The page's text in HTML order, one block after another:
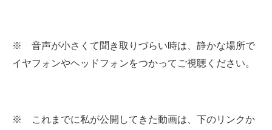
※ 音声が小さくて聞き取りづらい時は、静かな場所で
イヤフォンやヘッドフォンをつかってご視聴ください。
※ これまでに私が公開してきた動画は、下のリンクか